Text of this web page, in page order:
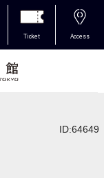
Ticket Access
ID:64649